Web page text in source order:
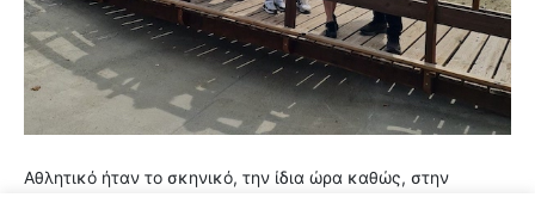
Αθλητικό ήταν το σκηνικό, την ίδια ώρα καθώς, στην